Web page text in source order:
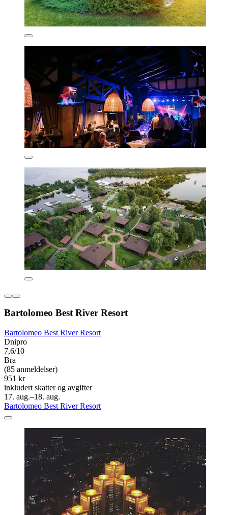
Bartolomeo Best River Resort
Bartolomeo Best River Resort
Dnipro
7,6/10
Bra
(85 anmeldelser)
951 kr
inkludert skatter og avgifter
17. aug.–18. aug.
Bartolomeo Best River Resort